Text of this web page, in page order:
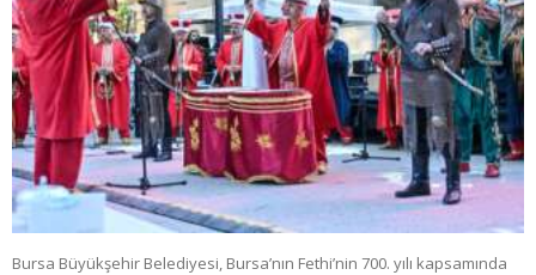
Bursa Büyükşehir Belediyesi, Bursa’nın Fethi’nin 700. yılı kapsamında